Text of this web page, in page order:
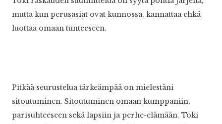
mutta kun perusasiat ovat kunnossa, kannattaa ehkä
luottaa omaan tunteeseen.
Pitkää seurustelua tärkeämpää on mielestäni
sitoutuminen. Sitoutuminen omaan kumppaniin,
parisuhteeseen sekä lapsiin ja perhe-elämään. Toki